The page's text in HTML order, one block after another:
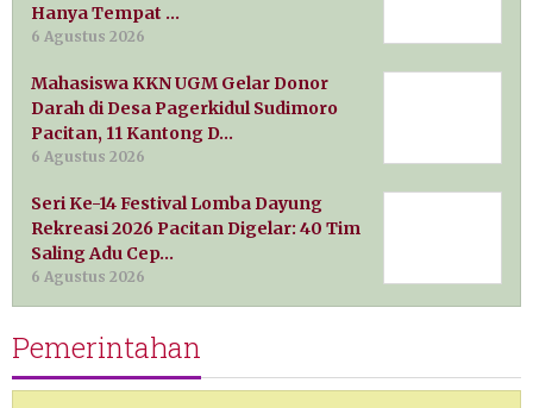
Hanya Tempat …
6 Agustus 2026
Mahasiswa KKN UGM Gelar Donor
Darah di Desa Pagerkidul Sudimoro
Pacitan, 11 Kantong D…
6 Agustus 2026
Seri Ke-14 Festival Lomba Dayung
Rekreasi 2026 Pacitan Digelar: 40 Tim
Saling Adu Cep…
6 Agustus 2026
Pemerintahan